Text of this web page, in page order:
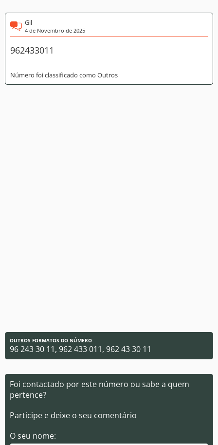
Gil
4 de Novembro de 2025
962433011
Número foi classificado como Outros
OUTROS FORMATOS DO NÚMERO
96 243 30 11, 962 433 011, 962 43 30 11
Foi contactado por este número ou sabe a quem
pertence?
Participe e deixe o seu comentário
O seu nome: